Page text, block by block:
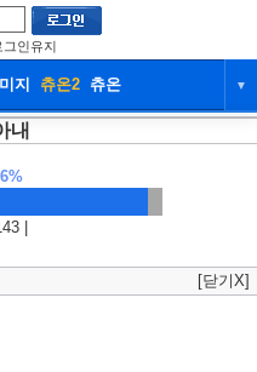
그인유지
지 츄온2 츄온 ▼
커뮤니티
내
|
[닫기X]